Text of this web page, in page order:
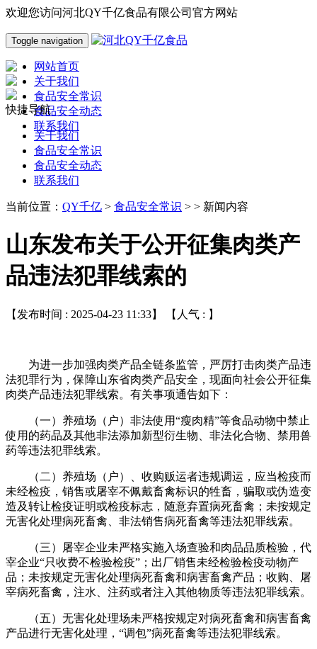
欢迎您访问河北QY千亿食品有限公司官方网站
Toggle navigation
网站首页
关于我们
食品安全常识
食品安全动态
联系我们
快捷导航
关于我们
食品安全常识
食品安全动态
联系我们
当前位置： QY千亿 > 食品安全常识 > > 新闻内容
山东发布关于公开征集肉类产
品违法犯罪线索的
【发布时间 : 2025-04-23 11:33】 【人气 : 】
为进一步加强肉类产品全链条监管，严厉打击肉类产品违
法犯罪行为，保障山东省肉类产品安全，现面向社会公开征集
肉类产品违法犯罪线索。有关事项通告如下：
（一）养殖场（户）非法使用“瘦肉精”等食品动物中禁止
使用的药品及其他非法添加新型衍生物、非法化合物、禁用兽
药等违法犯罪线索。
（二）养殖场（户）、收购贩运者违规调运，应当检疫而
未经检疫，销售或屠宰不佩戴畜禽标识的牲畜，骗取或伪造变
造及转让检疫证明或检疫标志，随意弃置病死畜禽；未按规定
无害化处理病死畜禽、非法销售病死畜禽等违法犯罪线索。
（三）屠宰企业未严格实施入场查验和肉品品质检验，代
宰企业“只收费不检验检疫”；出厂销售未经检验检疫动物产
品；未按规定无害化处理病死畜禽和病害畜禽产品；收购、屠
宰病死畜禽，注水、注药或者注入其他物质等违法犯罪线索。
（五）无害化处理场未严格按规定对病死畜禽和病害畜禽
产品进行无害化处理，“调包”病死畜禽等违法犯罪线索。